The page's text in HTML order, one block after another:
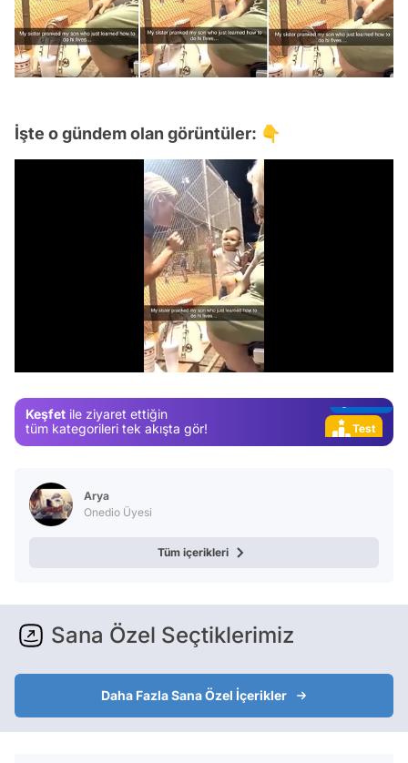
İşte o gündem olan görüntüler: 👇
Keşfet ile ziyaret ettiğin
tüm kategorileri tek akışta gör!
Test
Arya
Onedio Üyesi
Tüm içerikleri
Sana Özel Seçtiklerimiz
Daha Fazla Sana Özel İçerikler